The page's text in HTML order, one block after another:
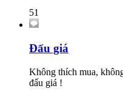
51
Đấu giá
Không thích mua,
đấu giá !